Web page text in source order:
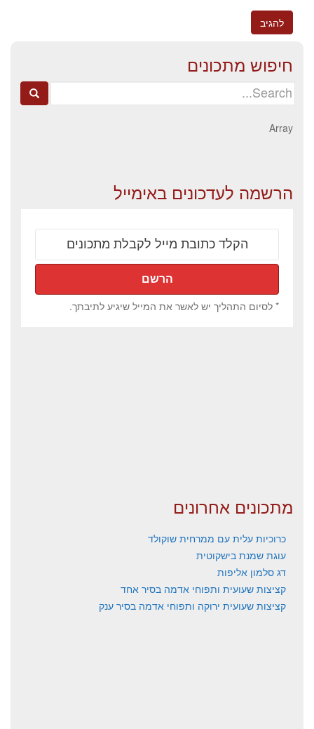
חיפוש מתכונים
Search
Array
הרשמה לעדכונים באימייל
* לסיום התהליך יש לאשר את המייל שיגיע לתיבתך.
מתכונים אחרונים
כרוכיות עלית עם ממרחית שוקולד
עוגת שמנת בישקוטית
דג סלמון אליפות
קציצות שעועית ותפוחי אדמה בסיר אחד
קציצות שעועית ירוקה ותפוחי אדמה בסיר ענק